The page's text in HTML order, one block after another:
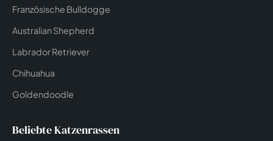
Französische Bulldogge
Australian Shepherd
Labrador Retriever
Chihuahua
Goldendoodle
Beliebte Katzenrassen